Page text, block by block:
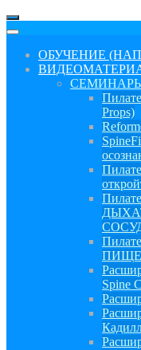
ОБУЧЕНИЕ
Props)
Spine